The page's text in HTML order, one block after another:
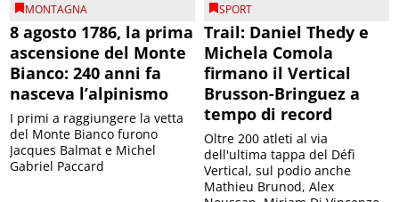
MONTAGNA
8 agosto 1786, la prima
ascensione del Monte
Bianco: 240 anni fa
nasceva l’alpinismo
I primi a raggiungere la vetta
del Monte Bianco furono
Jacques Balmat e Michel
Gabriel Paccard
SPORT
Trail: Daniel Thedy e
Michela Comola
firmano il Vertical
Brusson-Bringuez a
tempo di record
Oltre 200 atleti al via
dell'ultima tappa del Défì
Vertical, sul podio anche
Mathieu Brunod, Alex